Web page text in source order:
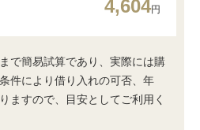
4,604円
で簡易試算であり、実際には購
件により借り入れの可否、年
ますので、目安としてご利用く